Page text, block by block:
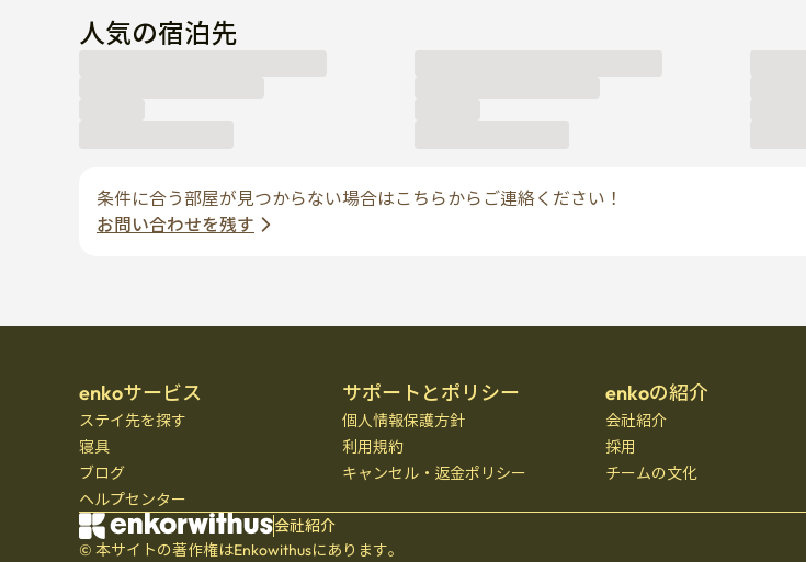
人気の宿泊先
条件に合う部屋が見つからない場合はこちらからご連絡ください！
お問い合わせを残す
enkoサービス
ステイ先を探す
寝具
ブログ
ヘルプセンター
サポートとポリシー
個人情報保護方針
利用規約
キャンセル・返金ポリシー
enkoの紹介
会社紹介
採用
チームの文化
会社紹介
© 本サイトの著作権はEnkowithusにあります。